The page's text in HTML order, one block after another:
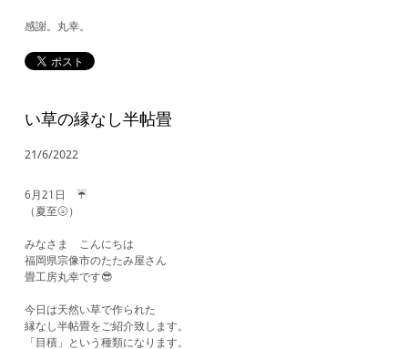
​感謝。丸幸。
い草の縁なし半帖畳
21/6/2022
6月21日 ☔
（夏至🌝）
みなさま こんにちは
福岡県宗像市のたたみ屋さん
畳工房丸幸です😎
今日は天然い草で作られた
縁なし半帖畳をご紹介致します。
「目積」という種類になります。